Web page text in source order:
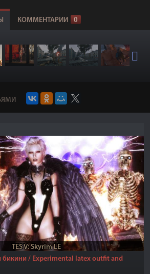
КОММЕНТАРИИ 0
TES V: Skyrim LE
бикини / Experimental latex outfit and